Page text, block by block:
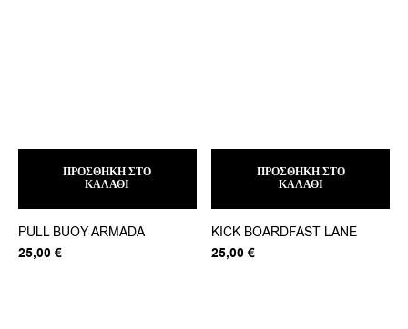
ΠΡΟΣΘΉΚΗ ΣΤΟ
ΚΑΛΆΘΙ
PULL BUOY ARMADA
25,00 €
ΠΡΟΣΘΉΚΗ ΣΤΟ
ΚΑΛΆΘΙ
KICK BOARDFAST LANE
25,00€